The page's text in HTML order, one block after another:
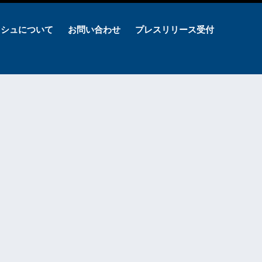
ュについて お問い合わせ プレスリリース受付